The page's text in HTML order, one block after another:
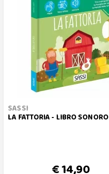
SASSI
LA FATTORIA - LIBRO SONORO
€ 14,90